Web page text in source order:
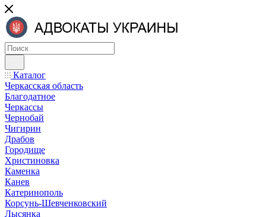
Каталог
Черкасская область
Благодатное
Черкассы
Чернобай
Чигирин
Драбов
Городище
Христиновка
Каменка
Канев
Катеринополь
Корсунь-Шевченковский
Лысянка